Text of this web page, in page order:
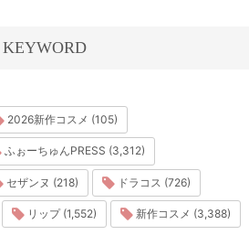
KEYWORD
2026新作コスメ (105)
ふぉーちゅんPRESS (3,312)
セザンヌ (218) ドラコス (726)
リップ (1,552) 新作コスメ (3,388)